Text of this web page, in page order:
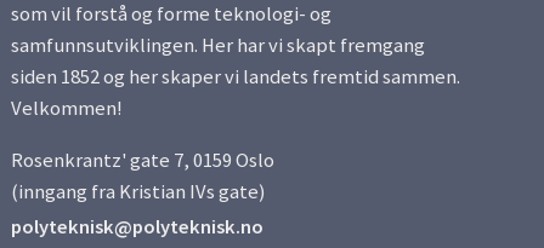
Side 5
Side 7
som vil forstå og forme teknologi- og
samfunnsutviklingen. Her har vi skapt fremgang
siden 1852 og her skaper vi landets fremtid sammen.
Velkommen!
Rosenkrantz' gate 7, 0159 Oslo
(inngang fra Kristian IVs gate)
polyteknisk@polyteknisk.no